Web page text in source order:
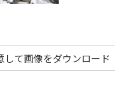
て画像をダウンロード